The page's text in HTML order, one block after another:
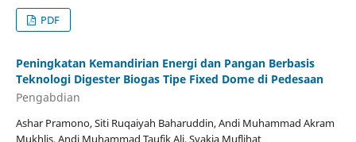
PDF
Peningkatan Kemandirian Energi dan Pangan Berbasis
Teknologi Digester Biogas Tipe Fixed Dome di Pedesaan
Pengabdian
Ashar Pramono, Siti Ruqaiyah Baharuddin, Andi Muhammad Akram
Mukhlis, Andi Muhammad Taufik Ali, Syakia Muflihat